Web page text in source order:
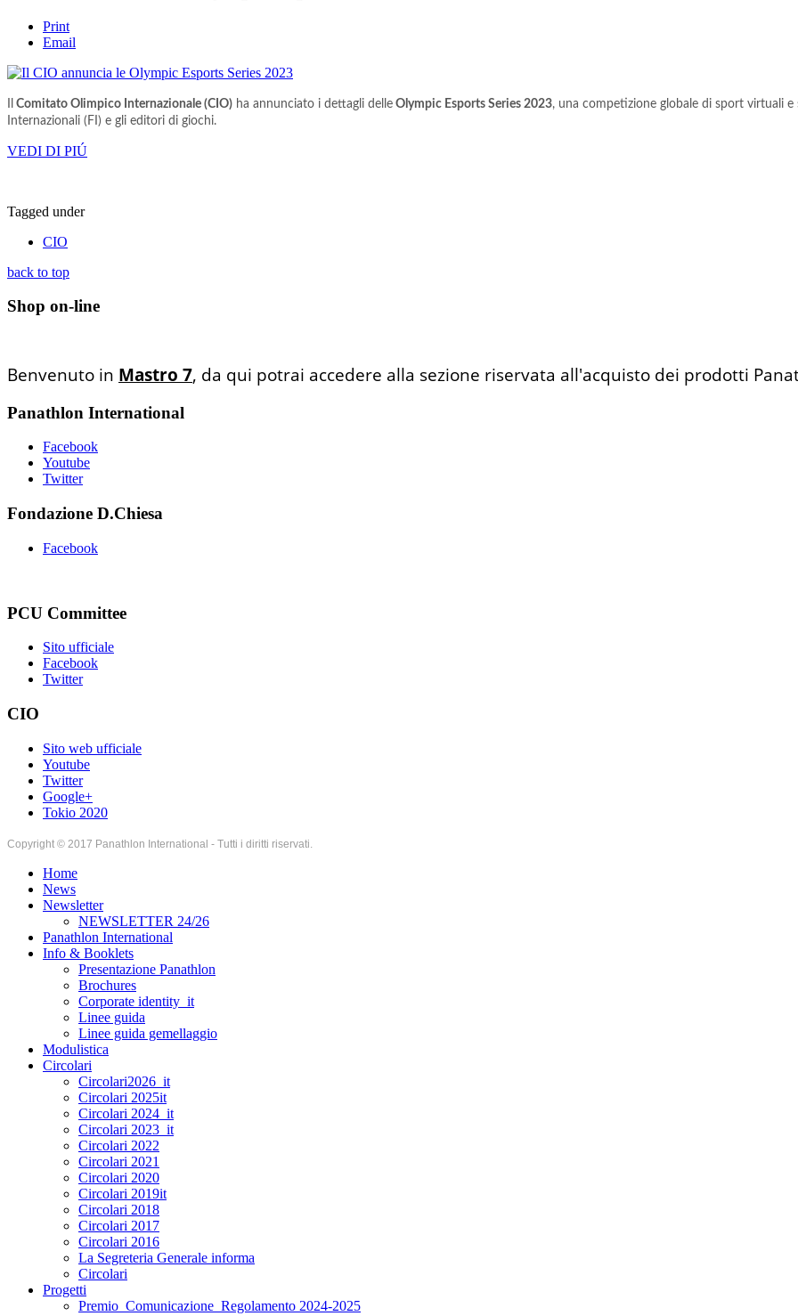
Print
Email
Comitato Olimpico Internazionale (CIO) ha annunciato i dettagli delle Olympic Esports Series 2023, una competizione globale di sport virtuali
Internazionali (FI) e gli editori di giochi.
VEDI DI PIÚ
Tagged under
CIO
back to top
Shop on-line
Benvenuto in Mastro 7, da qui potrai accedere alla sezione riservata all'acquisto dei prodotti
Panathlon International
Facebook
Youtube
Twitter
Fondazione D.Chiesa
Facebook
PCU Committee
Sito ufficiale
Facebook
Twitter
CIO
Sito web ufficiale
Youtube
Twitter
Google+
Tokio 2020
Copyright © 2017 Panathlon International - Tutti i diritti riservati.
Home
News
Newsletter
NEWSLETTER 24/26
Panathlon International
Info & Booklets
Presentazione Panathlon
Brochures
Corporate identity_it
Linee guida
Linee guida gemellaggio
Modulistica
Circolari
Circolari2026_it
Circolari 2025it
Circolari 2024_it
Circolari 2023_it
Circolari 2022
Circolari 2021
Circolari 2020
Circolari 2019it
Circolari 2018
Circolari 2017
Circolari 2016
La Segreteria Generale informa
Circolari
Progetti
Premio_Comunicazione_Regolamento 2024-2025